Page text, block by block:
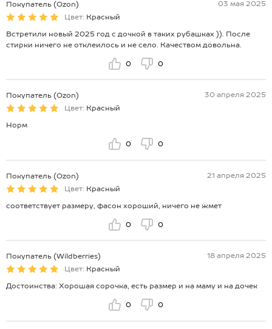
Покупатель (Ozon)
03 мая 2025
Цвет: Красный
Встретили новый 2025 год с дочкой в таких рубашках )). После
стирки ничего не отклеилось и не село. Качеством довольна.
0 0
Покупатель (Ozon)
30 апреля 2025
Цвет: Красный
Норм
0 0
Покупатель (Ozon)
21 апреля 2025
Цвет: Красный
соответствует размеру, фасон хороший, ничего не жмет
0 0
Покупатель (Wildberries)
18 апреля 2025
Цвет: Красный
Достоинства: Хорошая сорочка, есть размер и на маму и на дочек
0 0